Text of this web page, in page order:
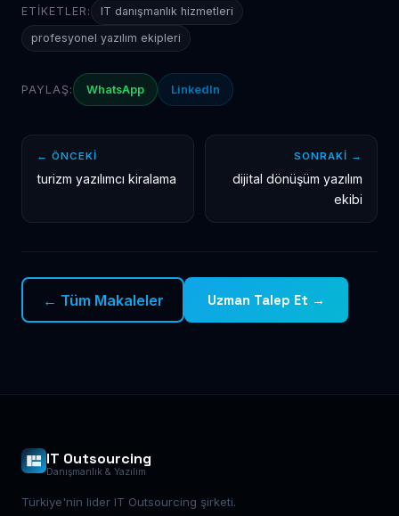
ETIKETLER:
IT danışmanlık hizmetleri
profesyonel yazılım ekipleri
PAYLAŞ: WhatsApp LinkedIn
← ÖNCEKI
turizm yazılımcı kiralama
SONRAKI →
dijital dönüşüm yazılım
ekibi
← Tüm Makaleler Uzman Talep Et →
IT Outsourcing
Danışmanlık & Yazılım
Türkiye'nin lider IT Outsourcing şirketi.